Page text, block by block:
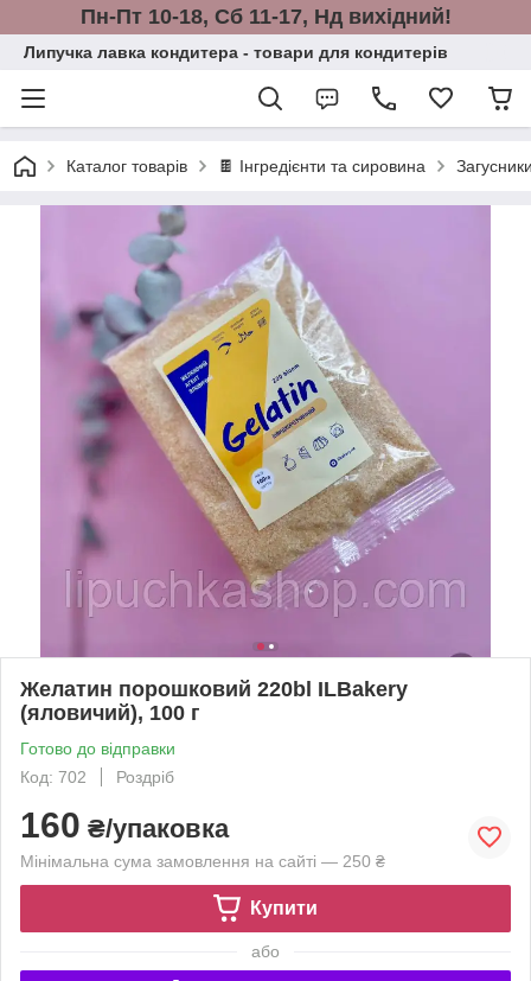
Пн-Пт 10-18, Сб 11-17, Нд вихідний!
Липучка лавка кондитера - товари для кондитерів
Каталог товарів 🍫 Інгредієнти та сировина
Желатин порошковий 220bl ILBakery
(яловичий), 100 г
Готово до відправки
Код: 702
Роздріб
160 ₴/упаковка
Мінімальна сума замовлення на сайті — 250 ₴
Купити
або